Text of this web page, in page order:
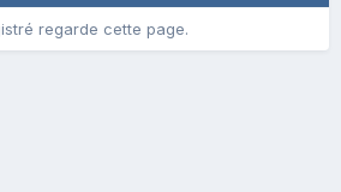
regarde cette page.